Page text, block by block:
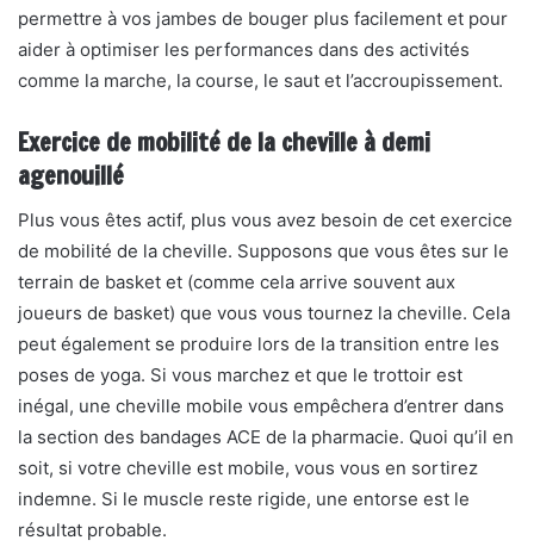
permettre à vos jambes de bouger plus facilement et pour
aider à optimiser les performances dans des activités
comme la marche, la course, le saut et l’accroupissement.
Exercice de mobilité de la cheville à demi
agenouillé
Plus vous êtes actif, plus vous avez besoin de cet exercice
de mobilité de la cheville. Supposons que vous êtes sur le
terrain de basket et (comme cela arrive souvent aux
joueurs de basket) que vous vous tournez la cheville. Cela
peut également se produire lors de la transition entre les
poses de yoga. Si vous marchez et que le trottoir est
inégal, une cheville mobile vous empêchera d’entrer dans
la section des bandages ACE de la pharmacie. Quoi qu’il en
soit, si votre cheville est mobile, vous vous en sortirez
indemne. Si le muscle reste rigide, une entorse est le
résultat probable.